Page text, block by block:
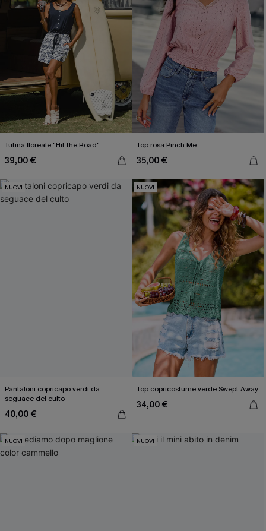
Tutina floreale "Hit the Road"
39,00 €
Top rosa Pinch Me
35,00 €
NUOVI
Pantaloni copricapo verdi da
seguace del culto
40,00 €
NUOVI
Top copricostume verde Swept Away
34,00 €
NUOVI NUOVI
Inserendo il tuo indirizzo e-mail, acconsenti a ricevere e-mail di
marketing (compresi contenuti generati dall'intelligenza artificiale)
da Cupshe e accetti i nostri Termini e condizioni . Potremmo
utilizzare i dati raccolti sul nostro sito e strumenti di tracciamento
come i pixel presenti nelle nostre e-mail per verificare se le e-mail
vengono aperte, valutare il livello di coinvolgimento, personalizzare
contenuti e offerte e consigliarti prodotti che potrebbero interessarti,
il tutto come descritto nella nostraInformativa sulla privacy . Puoi
annullare l'iscrizione in qualsiasi momento.